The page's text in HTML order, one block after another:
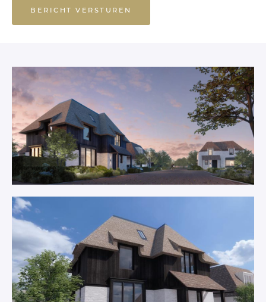
BERICHT VERSTUREN